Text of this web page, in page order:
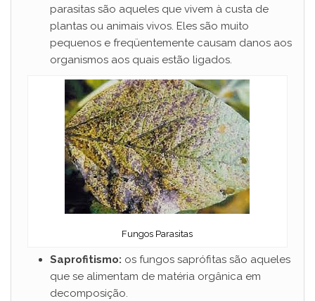
parasitas são aqueles que vivem à custa de
plantas ou animais vivos. Eles são muito
pequenos e freqüentemente causam danos aos
organismos aos quais estão ligados.
Fungos Parasitas
Saprofitismo: os fungos saprófitas são aqueles
que se alimentam de matéria orgânica em
decomposição.